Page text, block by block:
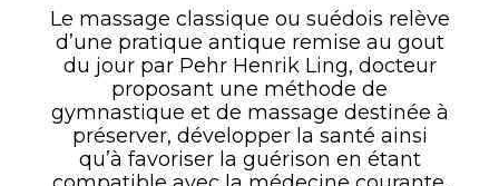
Le massage classique ou suédois relève
d’une pratique antique remise au gout
du jour par Pehr Henrik Ling, docteur
proposant une méthode de
gymnastique et de massage destinée à
préserver, développer la santé ainsi
qu’à favoriser la guérison en étant